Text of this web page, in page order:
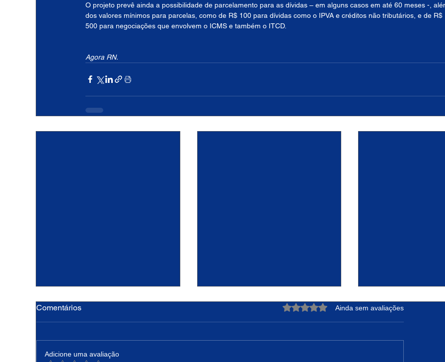
O projeto prevê ainda a possibilidade de parcelamento para as dívidas – em alguns casos em até 60 meses -,
dos valores mínimos para parcelas, como de R$ 100 para dívidas como o IPVA e créditos não tributários, e de R$
500 para negociações que envolvem o ICMS e também o ITCD.
Agora RN.
Comentários Avaliado com 0 de 5 estrelas.
Ainda sem avaliações
Adicione uma avaliação